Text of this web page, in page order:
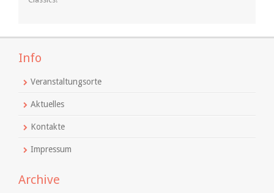
Info
Veranstaltungsorte
Aktuelles
Kontakte
Impressum
Archive